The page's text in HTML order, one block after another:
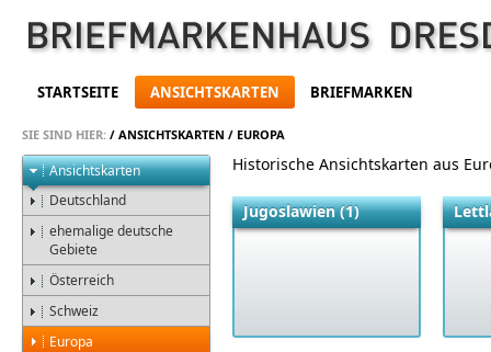
STARTSEITE ANSICHTSKARTEN BRIEFMARKEN
SIE SIND HIER: / ANSICHTSKARTEN / EUROPA
Ansichtskarten
Deutschland
ehemalige deutsche
Gebiete
Österreich
Schweiz
Europa
Historische Ansichtskarten aus
Jugoslawien (1)